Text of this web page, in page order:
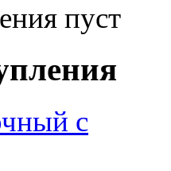
пуст